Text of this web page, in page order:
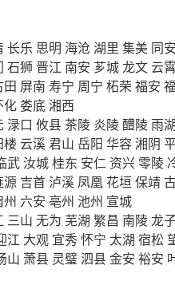
长乐 思明 海沧 湖里 集美 同安
石狮 晋江 南安 芗城龙文 云霄
田 屏南 寿宁 周宁 柘荣 福安
化 娄底湘西
渌口 攸县茶陵 炎陵醴陵雨湖
楼 云溪君山 岳阳 华容湘阴
武 汝城桂东 安仁 资兴零陵
源 吉首 泸溪 凤凰 花垣保靖
州 六安 亳州 池州 宣城
三山 无为 芜湖 繁昌 南陵龙
江 大观 宜秀怀宁 太湖 宿松
山 萧县 灵璧泗县金安 裕安